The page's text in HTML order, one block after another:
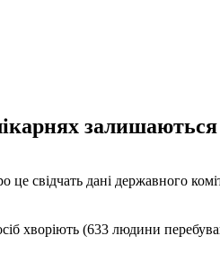
залишаються
свідчать дані державного
хворіють (633 людини